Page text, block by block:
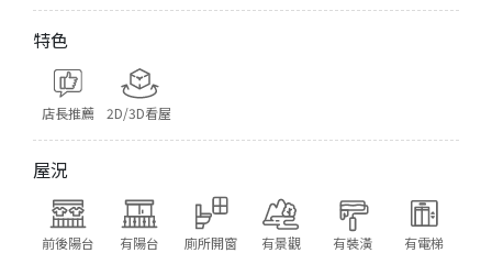
特色
店長推薦 2D/3D看屋
屋況
前後陽台 有陽台 廁所開窗 有景觀 有裝潢 有電梯